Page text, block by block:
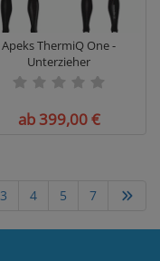
Apeks ThermiQ One -
Unterzieher
ab 399,00 €
3 4 5 7